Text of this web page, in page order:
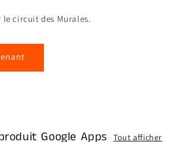
le circuit des Murales.
Google Apps Tout afficher